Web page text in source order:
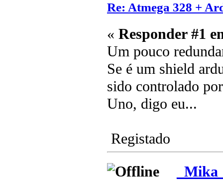
Re: Atmega 328 +
« Responder #1
Um pouco
Se é um shield
sido controlado
Uno, digo eu...
Registado